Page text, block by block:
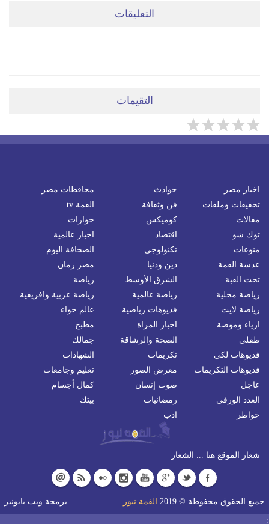
التعليقات
التقيمات
اخبار مصر حوادث
محافظات مصر
تحقيقات وملفات
فن وثقافة
القمة tv
مقالات
كوميكس
حوارات
توك شو
اقتصاد
اخبار عالمية
منوعات
تكنولوجى
الصحافة اليوم
عدسة القمة
دين ودنيا
مصر زمان
تحت القبة
الشرق الأوسط
رياضة
رياضة محلية
رياضة عالمية
رياضة عربية وافريقية
رياضة لايت
فديوهات رياضية
عالم حواء
ازياء وموضة
اخبار المراة
مطبخ
طفلى
الصحة والرشاقة
جمالك
فديوهات لكى
تكريمات
الشهادات
فديوهات التكريمات
معرض الصور
تعليم وجامعات
عاجل
صوت إنسان
كمال أجسام
العدد الورقي
رمضانيات
بيتك
خواطر
ادب
شعار الموقع هنا ... الشعار
جميع الحقوق محفوظة © 2019 القمة نيوز برمجة ويب بايونير
;